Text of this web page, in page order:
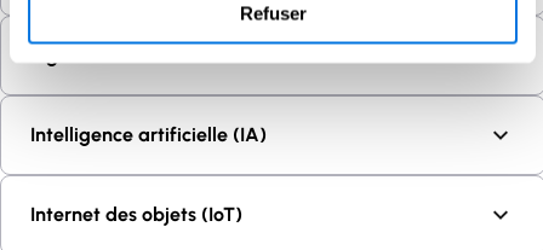
Refuser
Intelligence artificielle (IA)
Internet des objets (IoT)